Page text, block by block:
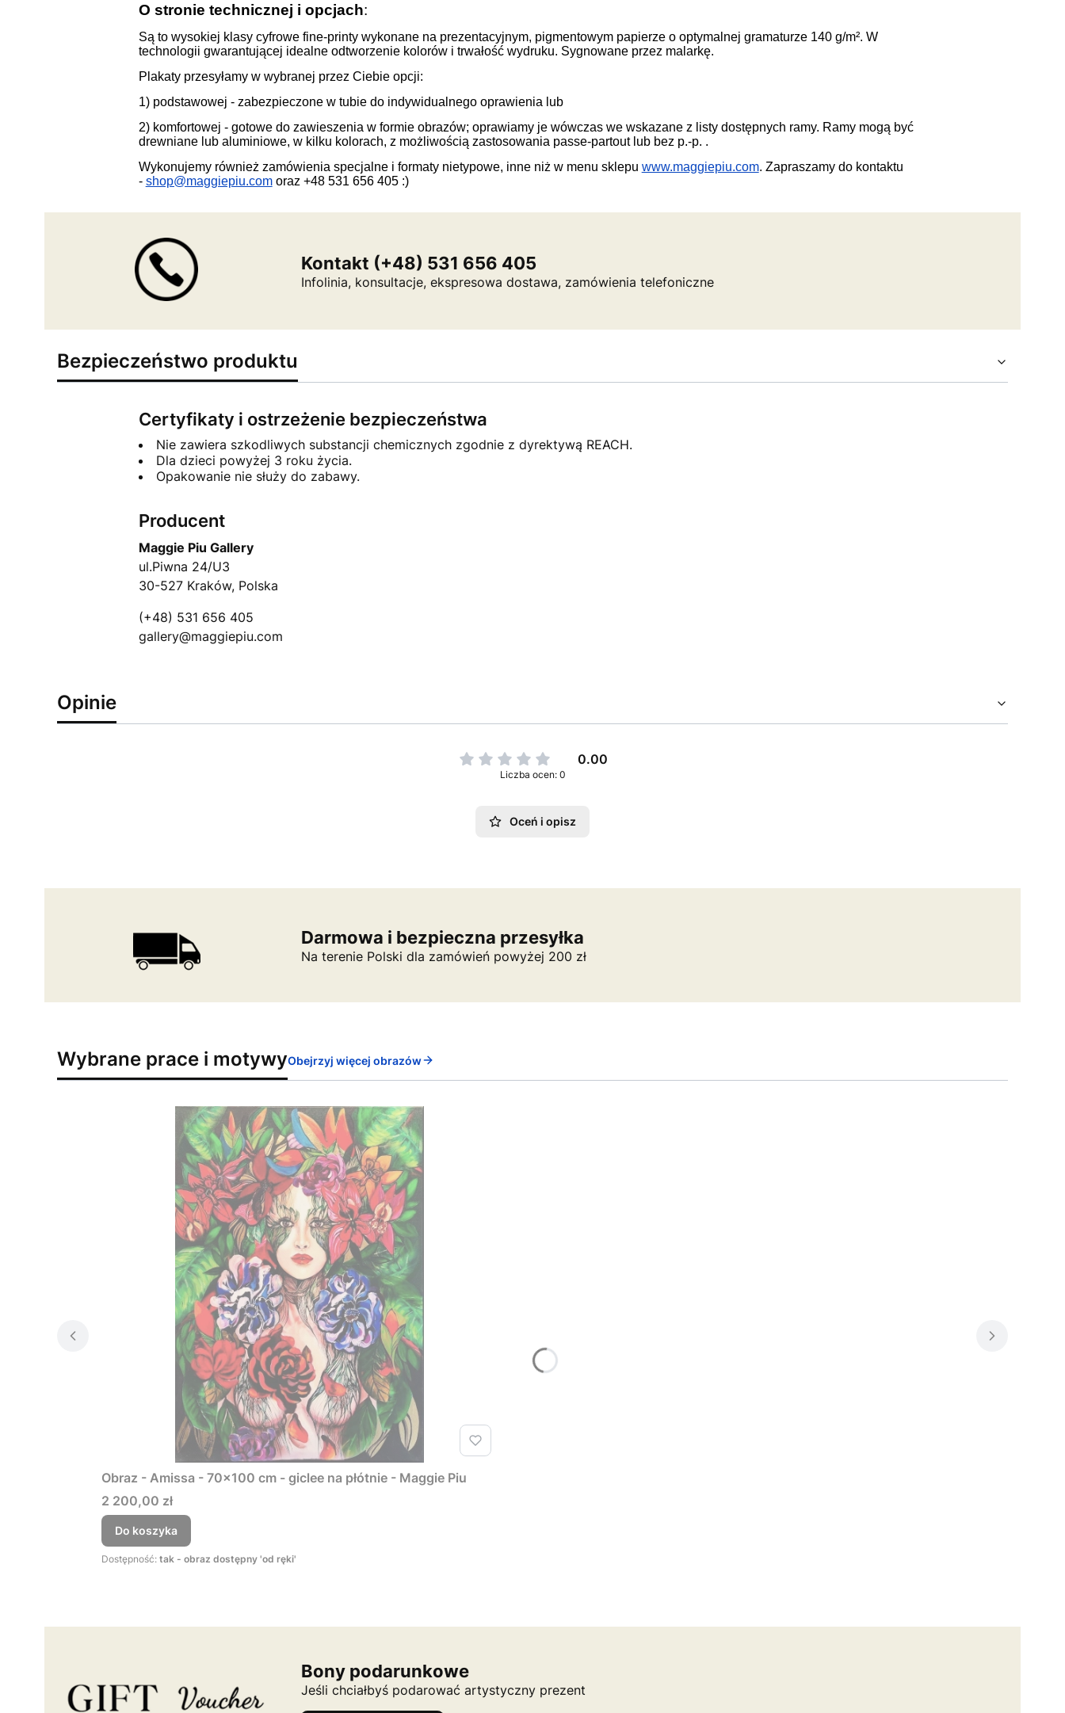
O stronie technicznej i opcjach:
Są to wysokiej klasy cyfrowe fine-printy wykonane na prezentacyjnym, pigmentowym papierze o optymalnej gramaturze 140 g/m². W
technologii gwarantującej idealne odtworzenie kolorów i trwałość wydruku. Sygnowane przez malarkę.
Plakaty przesyłamy w wybranej przez Ciebie opcji:
1) podstawowej - zabezpieczone w tubie do indywidualnego oprawienia lub
2) komfortowej - gotowe do zawieszenia w formie obrazów; oprawiamy je wówczas we wskazane z listy dostępnych ramy. Ramy mogą być
drewniane lub aluminiowe, w kilku kolorach, z możliwością zastosowania passe-partout lub bez p.-p. .
Wykonujemy również zamówienia specjalne i formaty nietypowe, inne niż w menu sklepu www.maggiepiu.com. Zapraszamy do kontaktu
- shop@maggiepiu.comoraz +48 531 656 405 :)
Kontakt (+48) 531 656 405
Infolinia, konsultacje, ekspresowa dostawa, zamówienia telefoniczne
Bezpieczeństwo produktu
Certyfikaty i ostrzeżenie bezpieczeństwa
Nie zawiera szkodliwych substancji chemicznych zgodnie z dyrektywą REACH.
Dla dzieci powyżej 3 roku życia.
Opakowanie nie służy do zabawy.
Producent
Maggie Piu Gallery
ul.Piwna 24/U3
30-527 Kraków, Polska
(+48) 531 656 405
gallery@maggiepiu.com
Opinie
0.00
Liczba ocen: 0
Oceń i opisz
Darmowa i bezpieczna przesyłka
Na terenie Polski dla zamówień powyżej 200 zł
Wybrane prace i motywyObejrzyj więcej obrazów
Obraz - Amissa - 70x100 cm - giclee na płótnie - Maggie Piu
Cena
2 200,00 zł
Do koszyka
Dostępność: tak - obraz dostępny 'od ręki'
Bony podarunkowe
Jeśli chciałbyś podarować artystyczny prezent